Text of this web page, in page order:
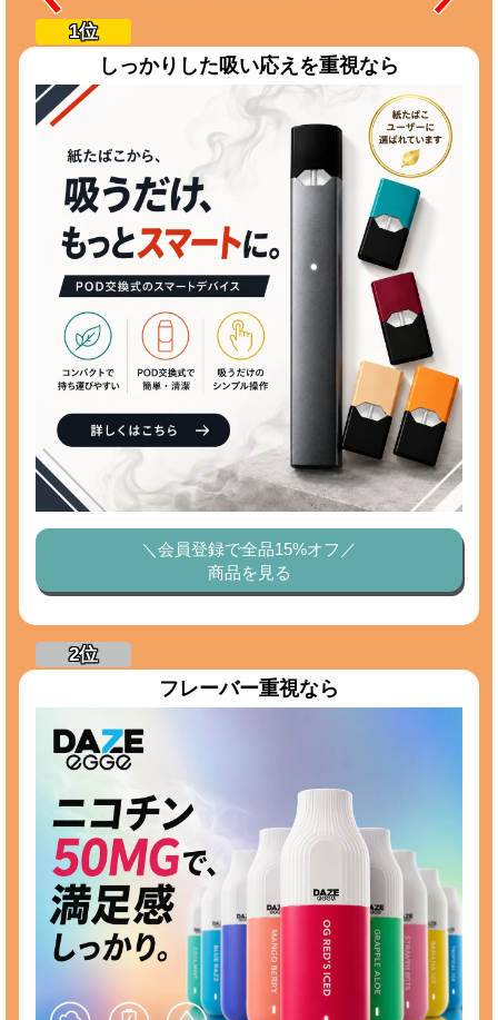
しっかりした吸い応えを重視なら
＼会員登録で全品15%オフ／
商品を見る
フレーバー重視なら